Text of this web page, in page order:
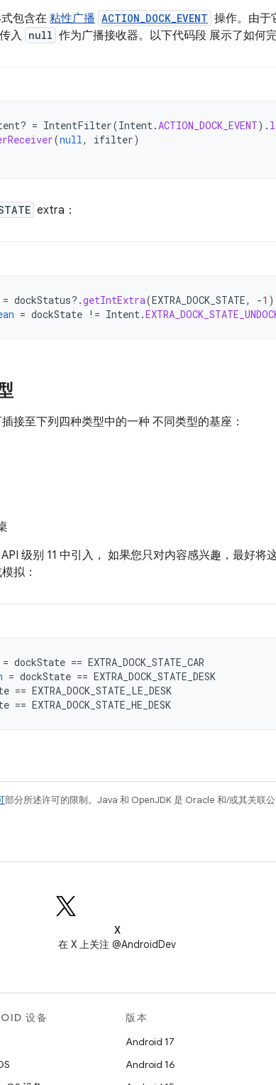
包含在粘性广播 ACTION_DOCK_EVENT 操作。由于
入 null 作为广播接收器。以下代码段 展示了如何
= IntentFilter(Intent.ACTION_DOCK_EVENT).
(null, ifilter)
extra：
= dockStatus?.getIntExtra(EXTRA_DOCK_STATE, -1 )
= dockState != Intent.
接至下列四种类型中的一种 不同类型的基座：
级别 11 中引入， 如果您只对内容感兴趣，最好将
拟：
= dockState == EXTRA_DOCK_STATE_CAR
= dockState == EXTRA_DOCK_STATE_DESK
== EXTRA_DOCK_STATE_LE_DESK
== EXTRA_DOCK_STATE_HE_DESK
部分所述许可的限制。Java 和 OpenJDK 是 Oracle 和/或其关联公
X
在 X 上关注 @AndroidDev
设备
版本
Android 17
Android 16